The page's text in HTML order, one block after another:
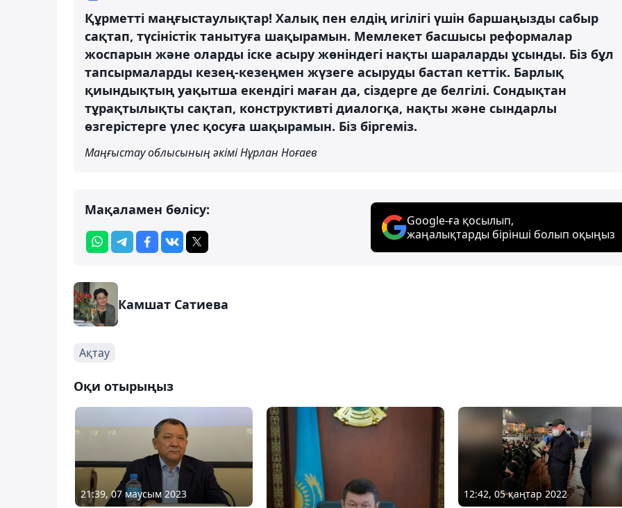
Құрметті маңғыстаулықтар! Халық пен елдің игілігі үшін баршаңызды сабыр
сақтап, түсіністік танытуға шақырамын. Мемлекет басшысы реформалар
жоспарын және оларды іске асыру жөніндегі нақты шараларды ұсынды. Біз бұл
тапсырмаларды кезең-кезеңмен жүзеге асыруды бастап кеттік. Барлық
қиындықтың уақытша екендігі маған да, сіздерге де белгілі. Сондықтан
тұрақтылықты сақтап, конструктивті диалогқа, нақты және сындарлы
өзгерістерге үлес қосуға шақырамын. Біз біргеміз.
Маңғыстау облысының әкімі Нұрлан Ноғаев
Мақаламен бөлісу:
Google-ға қосылып,
жаңалықтарды бірінші болып оқыңыз
Камшат Сатиева
Ақтау
Оқи отырыңыз
21:39, 07 маусым 2023 12:42, 05 қаңтар 2022